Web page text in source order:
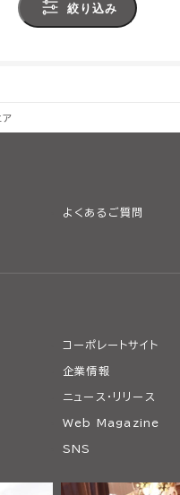
絞り込み
ア
よくあるご質問
コーポレートサイト
企業情報
ニュース・リリース
Web Magazine
SNS